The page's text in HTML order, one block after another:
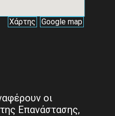
οι
Επανάστασης,